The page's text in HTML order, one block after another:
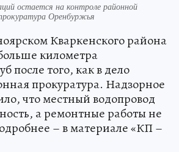
остается на контроле районной
Оренбуржья
Кваркенского района
километра
после того, как в дело
прокуратура. Надзорное
что местный водопровод
а ремонтные работы не
– в материале «КП –